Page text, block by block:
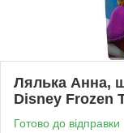
Лялька Анна,
Disney Frozen
Готово до відправки